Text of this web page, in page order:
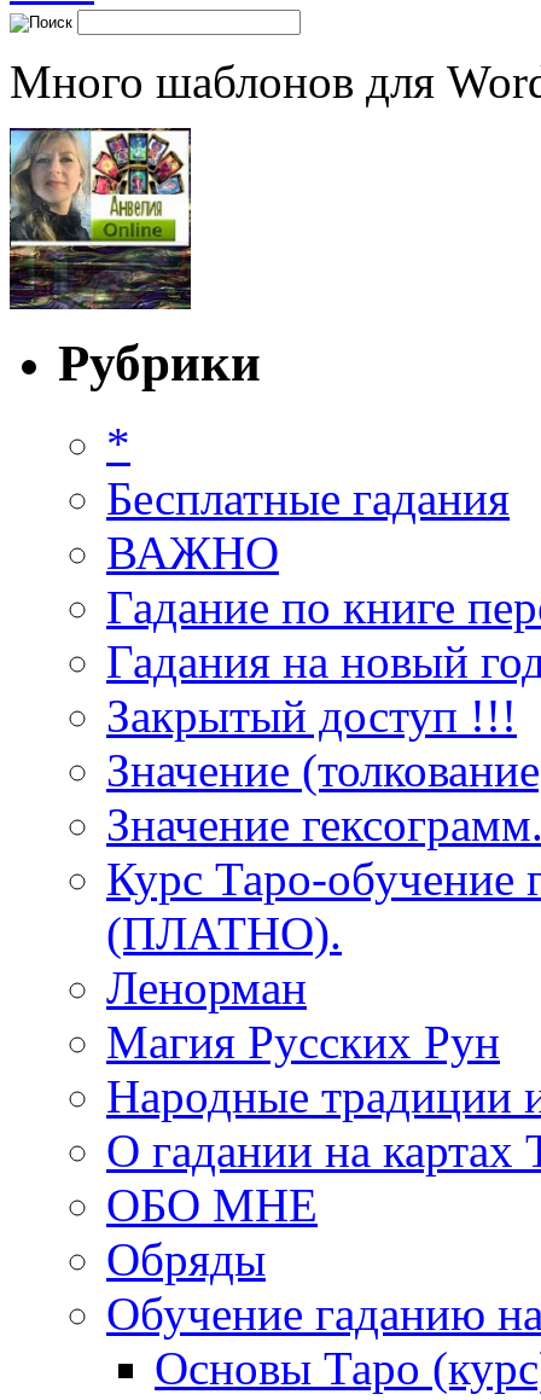
Много шаблонов для
Рубрики
*
Бесплатные гадания
ВАЖНО
Гадание по книге
Гадания на новый
Закрытый доступ !!!
Значение
Значение
Курс Таро-обучение
(ПЛАТНО).
Ленорман
Магия Русских Рун
Народные традиции
О гадании на картах
ОБО МНЕ
Обряды
Обучение гаданию
Основы Таро